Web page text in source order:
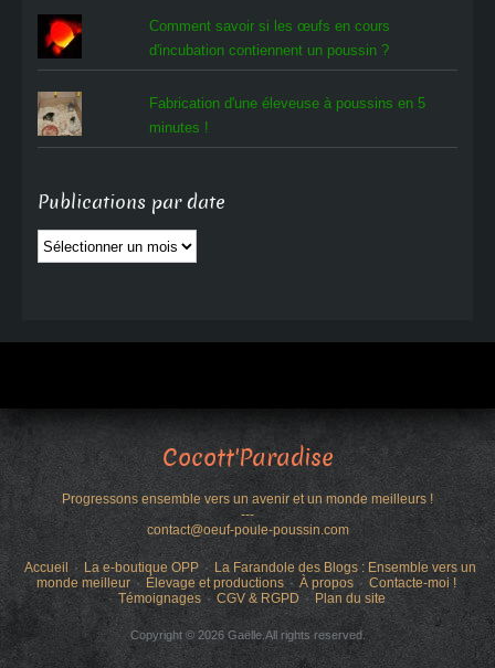
Comment savoir si les œufs en cours
d'incubation contiennent un poussin ?
Fabrication d'une éleveuse à poussins en 5
minutes !
Publications par date
Publications
par
Cocott'Paradise
Progressons ensemble vers un avenir et un monde meilleurs !
---
contact@oeuf-poule-poussin.com
Accueil La e-boutique OPP
La Farandole des Blogs : Ensemble vers un
monde meilleur
Élevage et productions À propos
Contacte-moi !
Témoignages
CGV & RGPD Plan du site
Copyright © 2026 Gaëlle.All rights reserved.